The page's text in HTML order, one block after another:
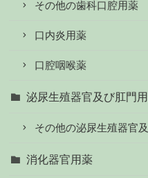
その他の歯科口腔用薬
口内炎用薬
口腔咽喉薬
泌尿生殖器官及び肛門
その他の泌尿生殖器官
消化器官用薬